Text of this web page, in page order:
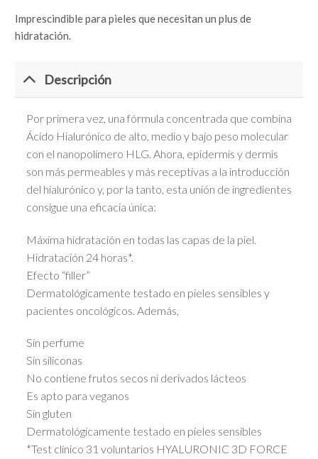
Imprescindible para pieles que necesitan un plus de
hidratación.
Descripción
Por primera vez, una fórmula concentrada que combina
Ácido Hialurónico de alto, medio y bajo peso molecular
con el nanopolímero HLG. Ahora, epidermis y dermis
son más permeables y más receptivas a la introducción
del hialurónico y, por la tanto, esta unión de ingredientes
consigue una eficacia única:
Máxima hidratación en todas las capas de la piel.
Hidratación 24 horas*.
Efecto “filler”
Dermatológicamente testado en pieles sensibles y
pacientes oncológicos. Además,
Sin perfume
Sin siliconas
No contiene frutos secos ni derivados lácteos
Es apto para veganos
Sin gluten
Dermatológicamente testado en pieles sensibles
*Test clínico 31 voluntarios HYALURONIC 3D FORCE